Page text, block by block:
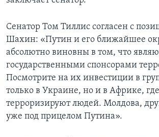
Сенатор Том Тиллис согласен с
Шахин: «Путин и его ближайшее
абсолютно виновны в том, что
государственными спонсорами
Посмотрите на их инвестиции в
только в Украине, но и в Африке,
терроризируют людей. Молдова,
уже под прицелом Путина».